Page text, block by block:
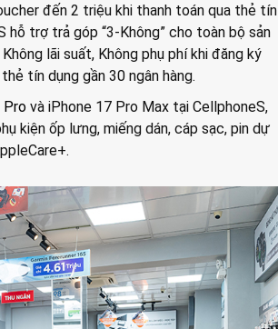
đến 2 triệu khi thanh toán qua thẻ tín
hỗ trợ trả góp “3-Không” cho toàn bộ sản
lãi suất, Không phụ phí khi đăng ký
tín dụng gần 30 ngân hàng.
Pro và iPhone 17 Pro Max tại CellphoneS,
kiện ốp lưng, miếng dán, cáp sạc, pin dự